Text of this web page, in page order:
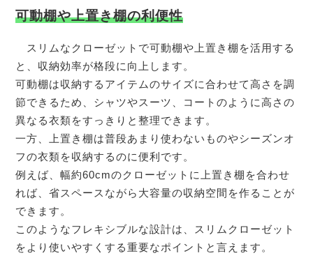
可動棚や上置き棚の利便性
スリムなクローゼットで可動棚や上置き棚を活用する
と、収納効率が格段に向上します。
可動棚は収納するアイテムのサイズに合わせて高さを調
節できるため、シャツやスーツ、コートのように高さの
異なる衣類をすっきりと整理できます。
一方、上置き棚は普段あまり使わないものやシーズンオ
フの衣類を収納するのに便利です。
例えば、幅約60cmのクローゼットに上置き棚を合わせ
れば、省スペースながら大容量の収納空間を作ることが
できます。
このようなフレキシブルな設計は、スリムクローゼット
をより使いやすくする重要なポイントと言えます。